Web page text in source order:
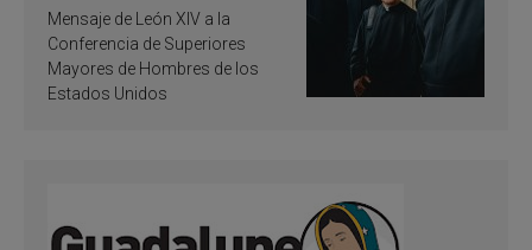
de inspiración y
santificación
Mensaje de León XIV a la
Conferencia de Superiores
Mayores de Hombres de los
Estados Unidos